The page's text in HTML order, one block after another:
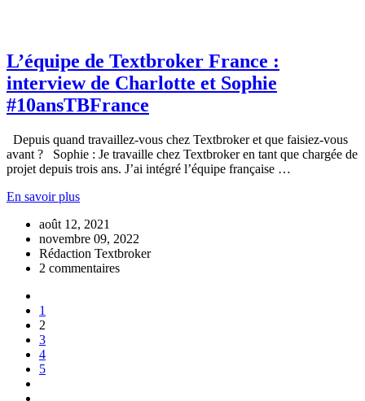
L’équipe de Textbroker France :
interview de Charlotte et Sophie
#10ansTBFrance
Depuis quand travaillez-vous chez Textbroker et que faisiez-vous
avant ? Sophie : Je travaille chez Textbroker en tant que chargée de
projet depuis trois ans. J’ai intégré l’équipe française …
En savoir plus
août 12, 2021
novembre 09, 2022
Rédaction Textbroker
2 commentaires
1
2
3
4
5